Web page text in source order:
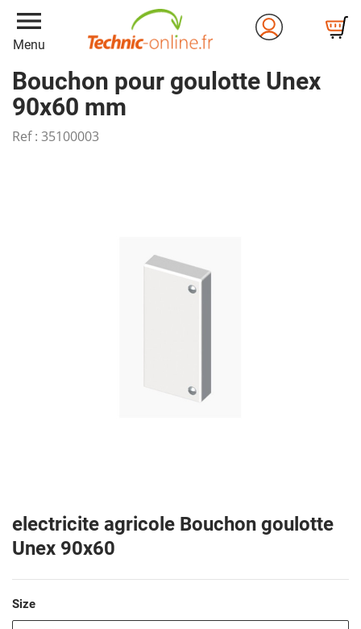
menu
Menu
Bouchon pour goulotte Unex
90x60 mm
Ref : 35100003
electricite agricole Bouchon goulotte
Unex 90x60
Size